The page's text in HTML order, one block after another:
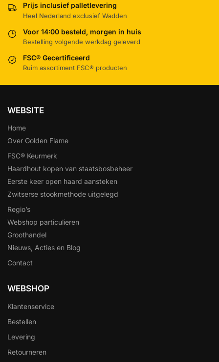
Prijs inclusief palletlevering
Heel Nederland exclusief Wadden
Voor 14:00 besteld, morgen in huis
Bestelling volgende werkdag geleverd
FSC® Gecertificeerd
Ruim assortiment FSC® producten
WEBSITE
Home
Over Golden Flame
FSC® Keurmerk
Haardhout kopen van staatsbosbeheer
Eerste keer open haard aansteken
Zwitserse stookmethode uitgelegd
Regio’s
Webshop particulieren
Groothandel
Nieuws, Acties en Blog
Contact
WEBSHOP
Klantenservice
Bestellen
Levering
Retourneren